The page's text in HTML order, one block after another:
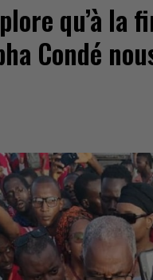
qu’à la
Condé